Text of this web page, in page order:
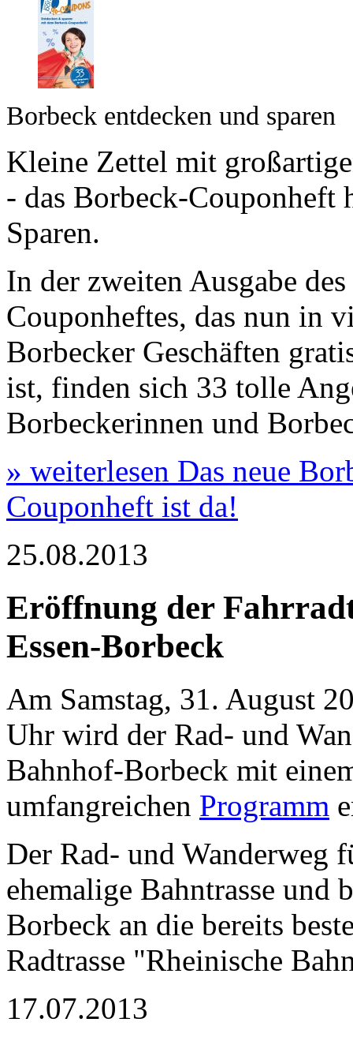
Borbeck entdecken und sparen
Kleine Zettel mit
- das Borbeck-Couponheft
Sparen.
In der zweiten Ausgabe
Couponheftes, das nun in
Borbecker Geschäften
ist, finden sich 33 tolle
Borbeckerinnen und
» weiterlesen Das neue
Couponheft ist da!
25.08.2013
Eröffnung der
Essen-Borbeck
Am Samstag, 31. August
Uhr wird der Rad- und
Bahnhof-Borbeck mit
umfangreichen Programm
Der Rad- und Wanderweg
ehemalige Bahntrasse und
Borbeck an die bereits
Radtrasse "Rheinische
17.07.2013